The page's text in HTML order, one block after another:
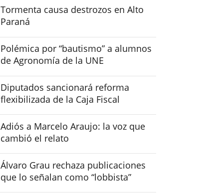
Tormenta causa destrozos en Alto
Paraná
Polémica por “bautismo” a alumnos
de Agronomía de la UNE
Diputados sancionará reforma
flexibilizada de la Caja Fiscal
Adiós a Marcelo Araujo: la voz que
cambió el relato
Álvaro Grau rechaza publicaciones
que lo señalan como “lobbista”